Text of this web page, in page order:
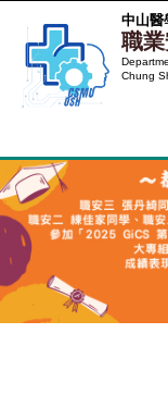
到
主
要
區
中山醫
職
Chung